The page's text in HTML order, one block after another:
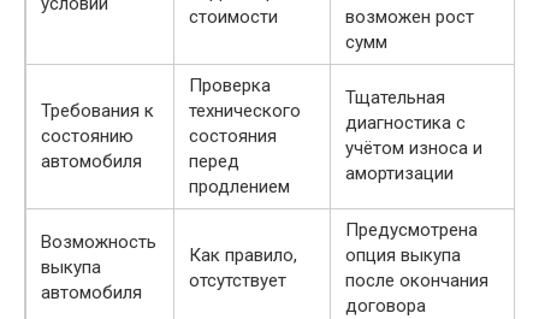
стоимости
возможен рост
сумм
Требования к
состоянию
автомобиля
Проверка
технического
состояния
перед
продлением
Тщательная
диагностика с
учётом износа и
амортизации
Возможность
выкупа
автомобиля
Как правило,
отсутствует
Предусмотрена
опция выкупа
после окончания
договора